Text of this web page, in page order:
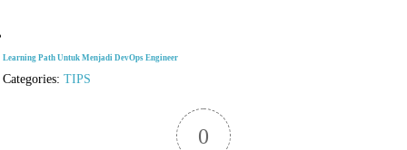
Learning Path Untuk Menjadi DevOps Engineer
Categories:TIPS
0